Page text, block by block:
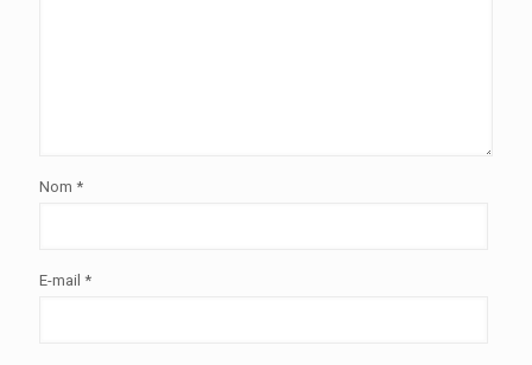
Nom *
E-mail *